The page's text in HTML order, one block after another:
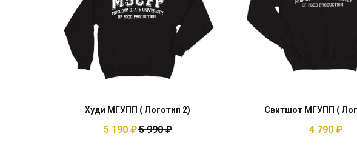
Худи МГУПП ( Логотип 2)
5 190 ₽5 990 ₽
Свитшот МГУПП (
4 790 ₽